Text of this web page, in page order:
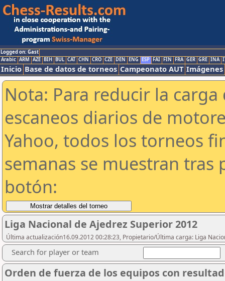
Logged on: Gast
Arabic ARM AZE BIH BUL CAT CHN CRO CZE DEN ENG ESP FAI FIN FRA GER GRE INA
Inicio Base de datos de torneos Campeonato AUT Imágenes
Nota: Para reducir la
escaneos diarios de
Yahoo, todos los torneos
semanas se muestran tras
botón:
Liga Nacional de Ajedrez Superior 2012
Última actualización16.09.2012 00:28:23, Propietario/Última carga: Liga
Search for player or team
Orden de fuerza de los equipos con